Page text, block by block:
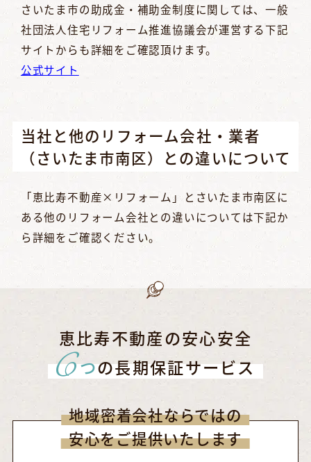
さいたま市の助成金・補助金制度に関しては、一般
社団法人住宅リフォーム推進協議会が運営する下記
サイトからも詳細をご確認頂けます。
公式サイト
当社と他のリフォーム会社・業者
（さいたま市南区）との違いについて
「恵比寿不動産×リフォーム」とさいたま市南区に
ある他のリフォーム会社との違いについては下記か
ら詳細をご確認ください。
恵比寿不動産の安心安全
6つの長期保証サービス
地域密着会社ならではの
安心をご提供いたします